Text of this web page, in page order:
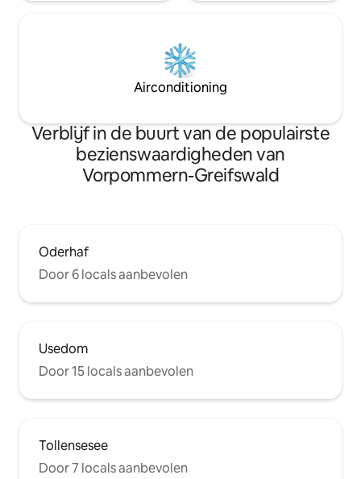
Airconditioning
Verblijf in de buurt van de populairste
bezienswaardigheden van
Vorpommern-Greifswald
Oderhaf
Door 6 locals aanbevolen
Usedom
Door 15 locals aanbevolen
Tollensesee
Door 7 locals aanbevolen